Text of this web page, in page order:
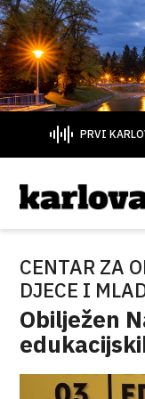
PRVI
CENTAR ZA
DJECE I
Obilježen